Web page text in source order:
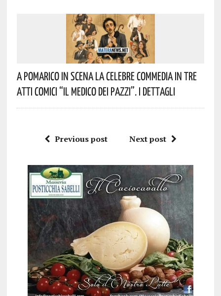
A Pomarico In Scena La Celebre Commedia In Tre
Atti Comici “Il Medico Dei Pazzi”. I Dettagli
Previous post Next post